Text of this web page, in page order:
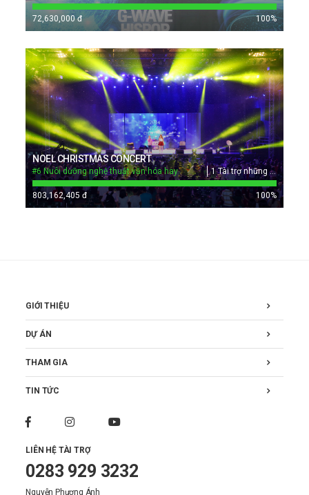
72,630,000 đ 100%
NOEL CHRISTMAS CONCERT
1 Tài trợ những nghệ nhân và các đoàn thể văn hóa nghệ thuật
#6 Nuôi dưỡng nghệ thuật văn hóa hay
803,162,405 đ 100%
GIỚI THIỆU
DỰ ÁN
THAM GIA
TIN TỨC
LIÊN HỆ TÀI TRỢ
0283 929 3232
Nguyễn Phương Ánh